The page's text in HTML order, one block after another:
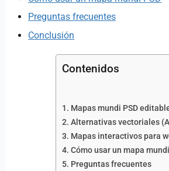
Preguntas frecuentes
Conclusión
Contenidos
Mapas mundi PSD
Alternativas vectoriales
Mapas interactivos para
Cómo usar un mapa
Preguntas frecuentes